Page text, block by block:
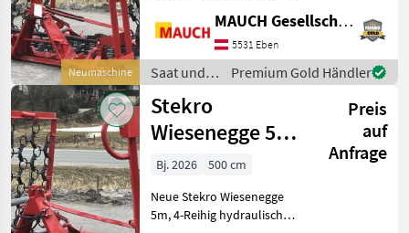
Neumaschine
kg; Die Maschine ist lagernd
bei der Firma Mauch in
Eben im Pongau. Wir freuen
uns, I
MAUCH Gesellschaft m.b.H. & Co.KG, Eben
5531 Eben
Saat und
Pflege /
Stekro
Premium Gold Händler
Stekro
Wiesenegge 5m,
4-reihig
hydraulisch
Preis
auf
Anfrage
Bj. 2026
500 cm
Neue Stekro Wiesenegge
5m, 4-Reihig hydraulisch